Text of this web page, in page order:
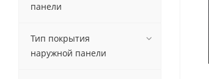
панели
Тип покрытия
наружной панели